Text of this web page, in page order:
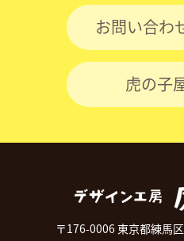
お問い合わ
虎の子
〒176-0006 東京都練馬